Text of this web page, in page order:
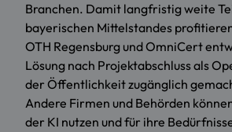
Branchen. Damit langfristig weite
bayerischen Mittelstandes
OTH Regensburg und OmniCert
Lösung nach Projektabschluss als
der Öffentlichkeit zugänglich
Andere Firmen und Behörden
der KI nutzen und für ihre